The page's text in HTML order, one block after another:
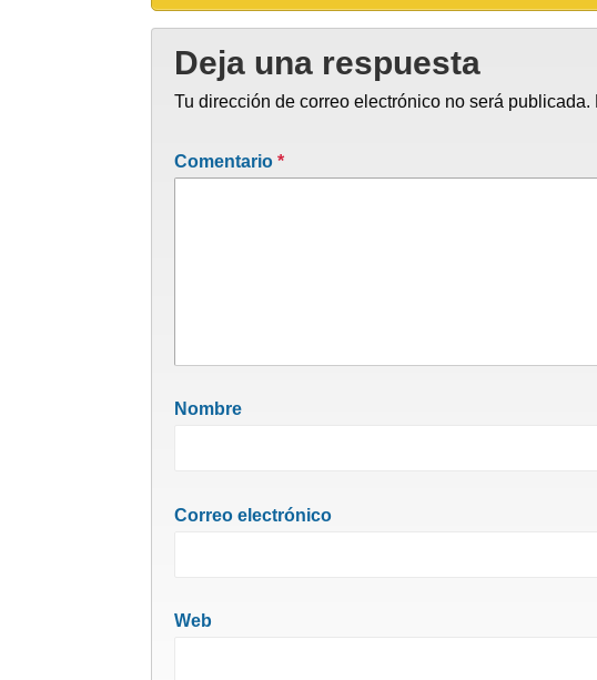
Deja una respuesta
Tu dirección de correo electrónico no será publicada.
Comentario *
Nombre
Correo electrónico
Web